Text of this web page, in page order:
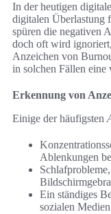
In der heutigen
digitalen Überlastung
spüren die negativen
doch oft wird
Anzeichen von
in solchen Fällen eine
Erkennung von
Einige der häufigsten
Ablenkungen
Ein ständiges
sozialen